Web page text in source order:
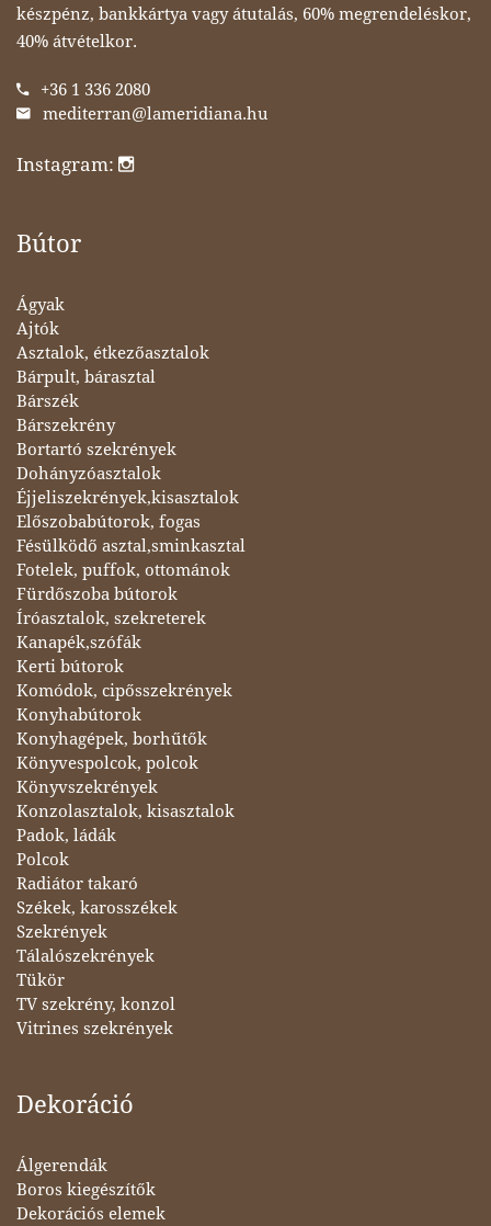
készpénz, bankkártya vagy átutalás, 60% megrendeléskor,
40% átvételkor.
+36 1 336 2080
mediterran@lameridiana.hu
Instagram:
Bútor
Ágyak
Ajtók
Asztalok, étkezőasztalok
Bárpult, bárasztal
Bárszék
Bárszekrény
Bortartó szekrények
Dohányzóasztalok
Éjjeliszekrények,kisasztalok
Előszobabútorok, fogas
Fésülködő asztal,sminkasztal
Fotelek, puffok, ottománok
Fürdőszoba bútorok
Íróasztalok, szekreterek
Kanapék,szófák
Kerti bútorok
Komódok, cipősszekrények
Konyhabútorok
Konyhagépek, borhűtők
Könyvespolcok, polcok
Könyvszekrények
Konzolasztalok, kisasztalok
Padok, ládák
Polcok
Radiátor takaró
Székek, karosszékek
Szekrények
Tálalószekrények
Tükör
TV szekrény, konzol
Vitrines szekrények
Dekoráció
Álgerendák
Boros kiegészítők
Dekorációs elemek